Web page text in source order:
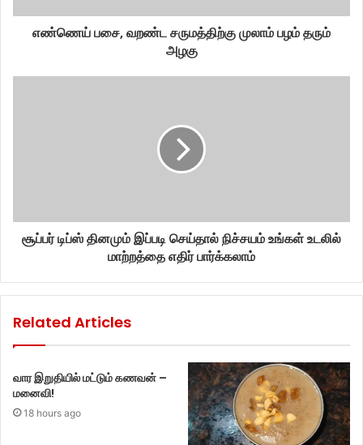
எண்ணெய் பசை, வறண்ட சருமத்திற்கு முலாம் பழம் தரும்
அழகு
சூப்பர் டிப்ஸ் தினமும் இப்படி செய்தால் நிச்சயம் உங்கள் உடலில்
மாற்றத்தை எதிர் பார்க்கலாம்
Related Articles
வார இறுதியில் மட்டும் கணவன் –
மனைவி!
18 hours ago